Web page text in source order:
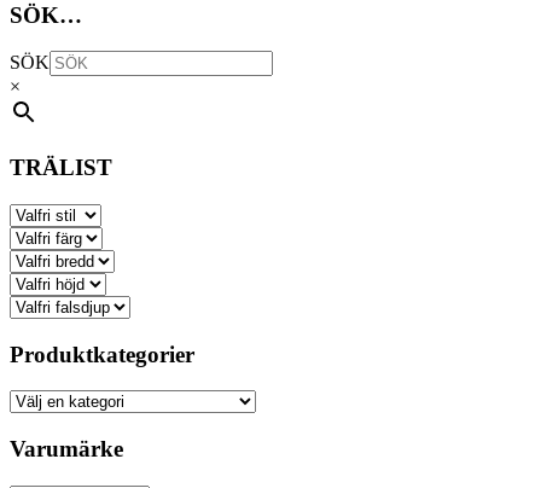
SÖK…
SÖK
×
TRÄLIST
Produktkategorier
Varumärke